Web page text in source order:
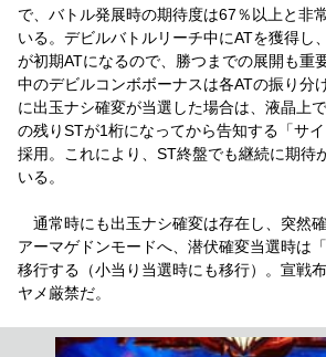
で、バトル発展時の期待度は67％以上と非
いる。デビルバトルリーチ中にATを獲得し
が初期ATになるので、勝つまでの展開も重
中のデビルコンボボーナスは各ATの振り分
に出玉ナシ確変が当選した場合は、液晶上
の残りSTが1桁になってから告知する「サ
採用。これにより、ST終盤でも継続に期待
いる。
通常時にも出玉ナシ確変は存在し、突然
アーマゲドンモードへ、潜伏確変当選時は
移行する（小当り当選時にも移行）。宣戦
ヤメ厳禁だ。